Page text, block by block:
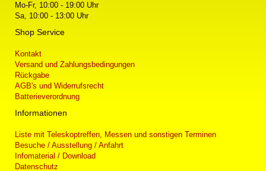
Mo-Fr, 10:00 - 19:00 Uhr
Sa, 10:00 - 13:00 Uhr
Shop Service
Kontakt
Versand und Zahlungsbedingungen
Rückgabe
AGB's und Widerrufsrecht
Batterieverordnung
Informationen
Liste mit Teleskoptreffen, Messen und sonstigen Terminen
Besuche / Ausstellung / Anfahrt
Infomaterial / Download
Datenschutz